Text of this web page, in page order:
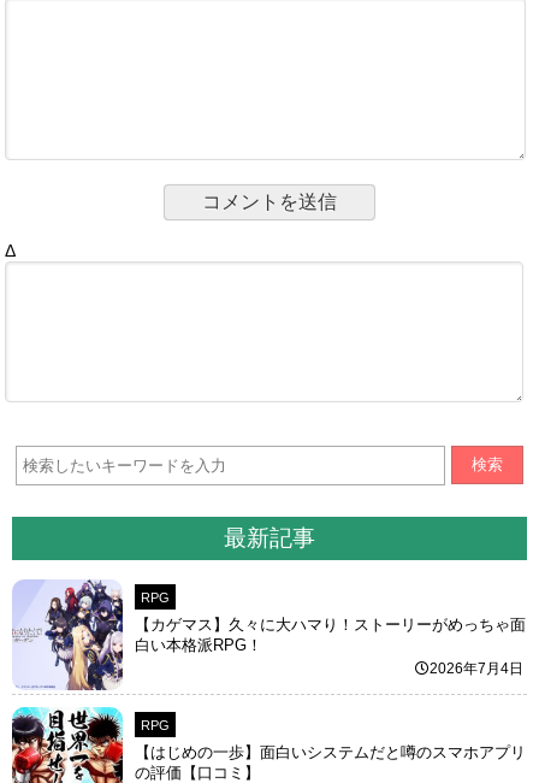
Δ
検索
最新記事
RPG
【カゲマス】久々に大ハマり！ストーリーがめっちゃ面
白い本格派RPG！
2026年7月4日
RPG
【はじめの一歩】面白いシステムだと噂のスマホアプリ
の評価【口コミ】